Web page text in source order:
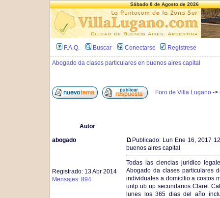
Sábado 8 de Agosto de 2026
F.A.Q. Buscar Conectarse Regístrese
Abogado da clases particulares en buenos aires capital
Foro de Villa Lugano ->
Autor
abogado
Registrado: 13 Abr 2014
Mensajes: 894
Publicado: Lun Ene 16, 2017
buenos aires capital
Todas las ciencias juridico
Abogado da clases particulares
individuales a domicilio a costos
unlp ub up secundarios Claret
lunes los 365 dias del año